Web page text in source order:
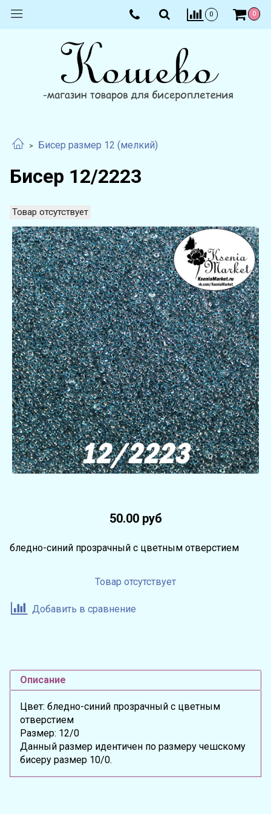
0 0
Бисер размер 12 (мелкий)
Бисер 12/2223
Товар отсутствует
50.00 руб
бледно-синий прозрачный с цветным отверстием
Товар отсутствует
Добавить в сравнение
Описание
Цвет: бледно-синий прозрачный с цветным
отверстием
Размер: 12/0
Данный размер идентичен по размеру чешскому
бисеру размер 10/0.